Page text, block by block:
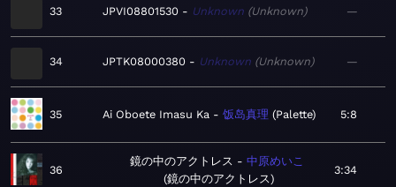
33 JPVI08801530 Unknown Unknown —
34 JPTK08000380 Unknown Unknown —
35 Ai Oboete Imasu Ka 饭岛真理 Palette 5:8
36
鏡の中のアクトレス
中原めいこ
鏡の中のアクトレス
3:34